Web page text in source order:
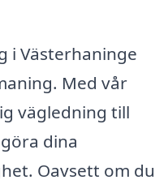
i Västerhaninge
Med vår
vägledning till
dina
Oavsett om du